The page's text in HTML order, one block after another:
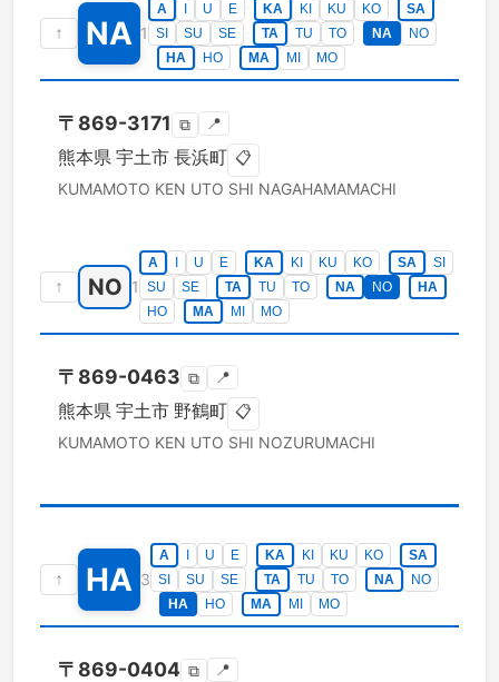
↑ NA 1
A U E KA KI KU KO
SA
SI
SU SE TA TU TO NA
NO
HA
HO MA MI MO
〒 869-3171 ⧉ 📍
熊本県 宇土市 長浜町 📋
KUMAMOTO KEN UTO SHI NAGAHAMAMACHI
↑ NO 1
A U E KA KI KU KO SA
SI
SU
SE TA TU TO NA NO
HA
HO
MA MI MO
〒 869-0463 ⧉ 📍
熊本県 宇土市 野鶴町 📋
KUMAMOTO KEN UTO SHI NOZURUMACHI
↑ HA 3
A U E KA KI KU KO
SA
SI
SU SE TA TU TO NA
NO
HA
HO MA MI MO
〒 869-0404 ⧉ 📍